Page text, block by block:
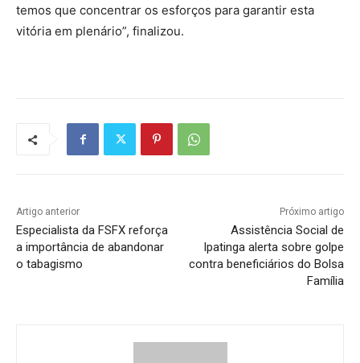
temos que concentrar os esforços para garantir esta
vitória em plenário”, finalizou.
Artigo anterior
Especialista da FSFX reforça
a importância de abandonar
o tabagismo
Próximo artigo
Assistência Social de
Ipatinga alerta sobre golpe
contra beneficiários do Bolsa
Família